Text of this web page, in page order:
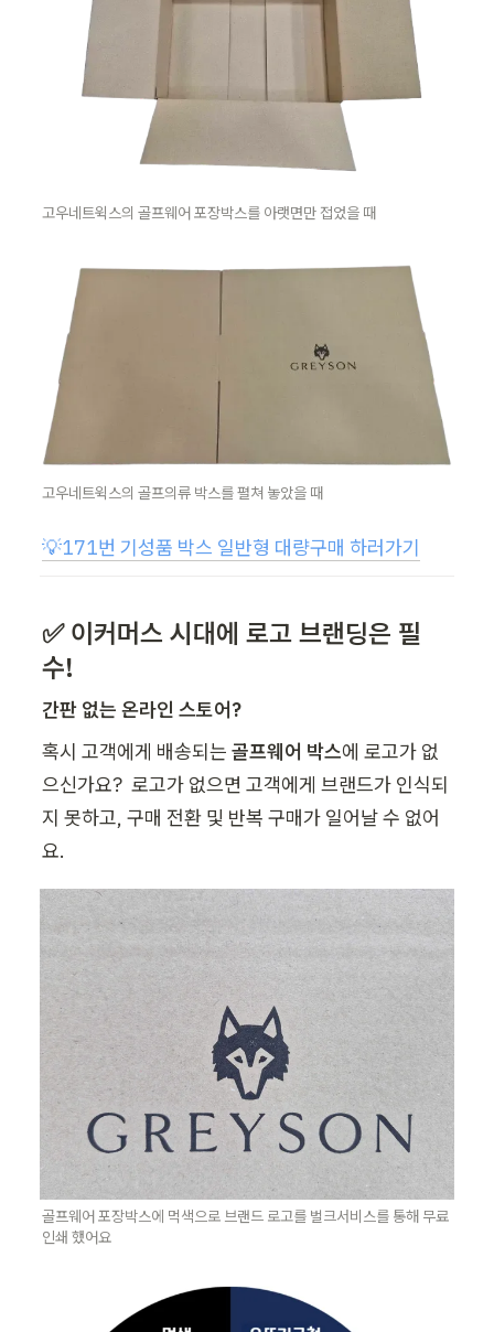
고우네트윅스의 골프웨어 포장박스를 아랫면만 접었을 때
고우네트윅스의 골프의류 박스를 펼쳐 놓았을 때
💡171번 기성품 박스 일반형 대량구매 하러가기
✅ 이커머스 시대에 로고 브랜딩은 필
수!
간판 없는 온라인 스토어?
혹시 고객에게 배송되는 골프웨어 박스에 로고가 없
으신가요?  로고가 없으면 고객에게 브랜드가 인식되
지 못하고, 구매 전환 및 반복 구매가 일어날 수 없어
요.
골프웨어 포장박스에 먹색으로 브랜드 로고를 벌크서비스를 통해 무료
인쇄 했어요